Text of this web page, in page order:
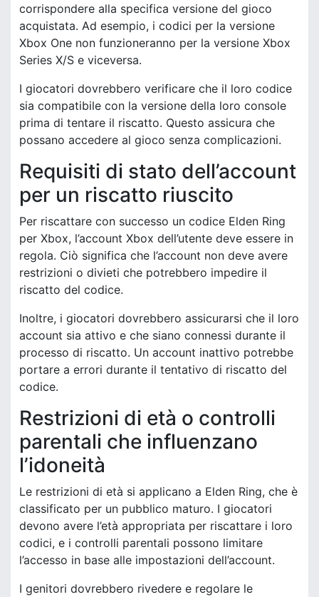
corrispondere alla specifica versione del gioco
acquistata. Ad esempio, i codici per la versione
Xbox One non funzioneranno per la versione Xbox
Series X/S e viceversa.
I giocatori dovrebbero verificare che il loro codice
sia compatibile con la versione della loro console
prima di tentare il riscatto. Questo assicura che
possano accedere al gioco senza complicazioni.
Requisiti di stato dell’account
per un riscatto riuscito
Per riscattare con successo un codice Elden Ring
per Xbox, l’account Xbox dell’utente deve essere in
regola. Ciò significa che l’account non deve avere
restrizioni o divieti che potrebbero impedire il
riscatto del codice.
Inoltre, i giocatori dovrebbero assicurarsi che il loro
account sia attivo e che siano connessi durante il
processo di riscatto. Un account inattivo potrebbe
portare a errori durante il tentativo di riscatto del
codice.
Restrizioni di età o controlli
parentali che influenzano
l’idoneità
Le restrizioni di età si applicano a Elden Ring, che è
classificato per un pubblico maturo. I giocatori
devono avere l’età appropriata per riscattare i loro
codici, e i controlli parentali possono limitare
l’accesso in base alle impostazioni dell’account.
I genitori dovrebbero rivedere e regolare le